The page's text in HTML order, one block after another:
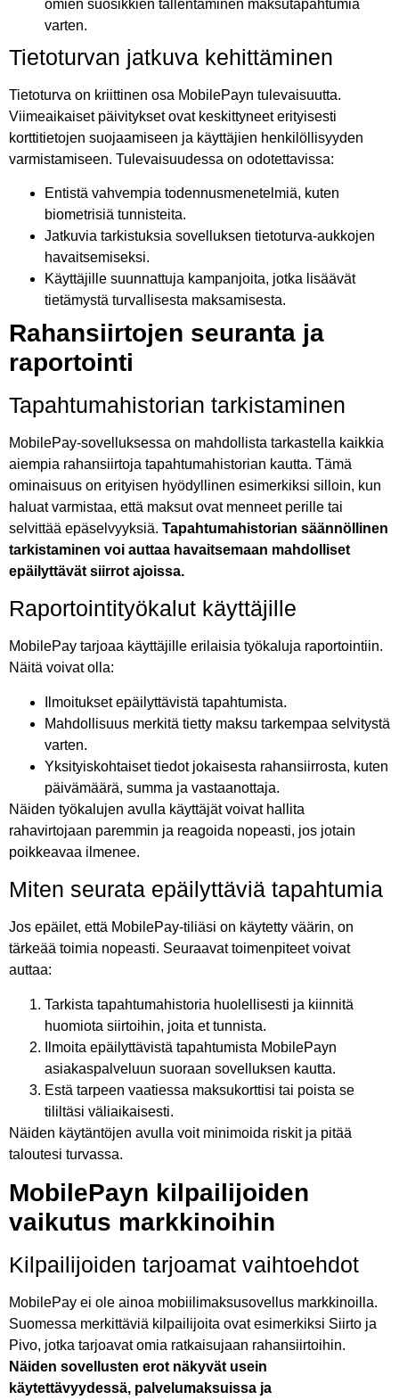
omien suosikkien tallentaminen maksutapahtumia
varten.
Tietoturvan jatkuva kehittäminen
Tietoturva on kriittinen osa MobilePayn tulevaisuutta.
Viimeaikaiset päivitykset ovat keskittyneet erityisesti
korttitietojen suojaamiseen ja käyttäjien henkilöllisyyden
varmistamiseen. Tulevaisuudessa on odotettavissa:
Entistä vahvempia todennusmenetelmiä, kuten
biometrisiä tunnisteita.
Jatkuvia tarkistuksia sovelluksen tietoturva-aukkojen
havaitsemiseksi.
Käyttäjille suunnattuja kampanjoita, jotka lisäävät
tietämystä turvallisesta maksamisesta.
Rahansiirtojen seuranta ja
raportointi
Tapahtumahistorian tarkistaminen
MobilePay-sovelluksessa on mahdollista tarkastella kaikkia
aiempia rahansiirtoja tapahtumahistorian kautta. Tämä
ominaisuus on erityisen hyödyllinen esimerkiksi silloin, kun
haluat varmistaa, että maksut ovat menneet perille tai
selvittää epäselvyyksiä. Tapahtumahistorian säännöllinen
tarkistaminen voi auttaa havaitsemaan mahdolliset
epäilyttävät siirrot ajoissa.
Raportointityökalut käyttäjille
MobilePay tarjoaa käyttäjille erilaisia työkaluja raportointiin.
Näitä voivat olla:
Ilmoitukset epäilyttävistä tapahtumista.
Mahdollisuus merkitä tietty maksu tarkempaa selvitystä
varten.
Yksityiskohtaiset tiedot jokaisesta rahansiirrosta, kuten
päivämäärä, summa ja vastaanottaja.
Näiden työkalujen avulla käyttäjät voivat hallita
rahavirtojaan paremmin ja reagoida nopeasti, jos jotain
poikkeavaa ilmenee.
Miten seurata epäilyttäviä tapahtumia
Jos epäilet, että MobilePay-tiliäsi on käytetty väärin, on
tärkeää toimia nopeasti. Seuraavat toimenpiteet voivat
auttaa:
Tarkista tapahtumahistoria huolellisesti ja kiinnitä
huomiota siirtoihin, joita et tunnista.
Ilmoita epäilyttävistä tapahtumista MobilePayn
asiakaspalveluun suoraan sovelluksen kautta.
Estä tarpeen vaatiessa maksukorttisi tai poista se
tililtäsi väliaikaisesti.
Näiden käytäntöjen avulla voit minimoida riskit ja pitää
taloutesi turvassa.
MobilePayn kilpailijoiden
vaikutus markkinoihin
Kilpailijoiden tarjoamat vaihtoehdot
MobilePay ei ole ainoa mobiilimaksusovellus markkinoilla.
Suomessa merkittäviä kilpailijoita ovat esimerkiksi Siirto ja
Pivo, jotka tarjoavat omia ratkaisujaan rahansiirtoihin.
Näiden sovellusten erot näkyvät usein
käytettävyydessä, palvelumaksuissa ja